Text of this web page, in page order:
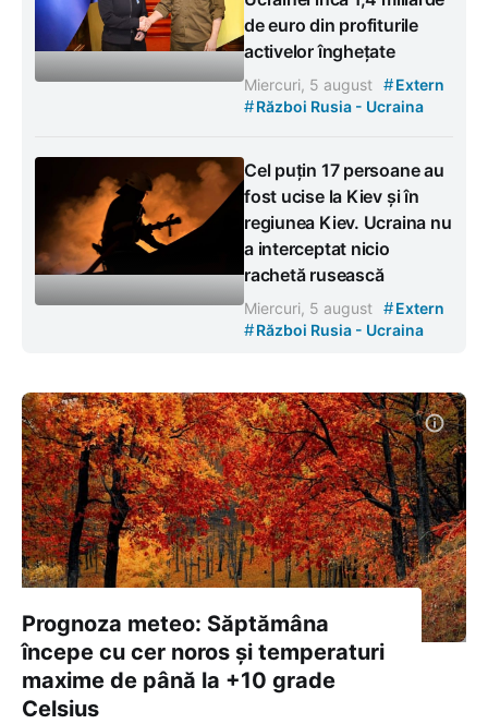
de euro din profiturile
activelor înghețate
Miercuri, 5 august #Extern
#Război Rusia - Ucraina
Cel puțin 17 persoane au
fost ucise la Kiev și în
regiunea Kiev. Ucraina nu
a interceptat nicio
rachetă rusească
Miercuri, 5 august #Extern
#Război Rusia - Ucraina
Prognoza meteo: Săptămâna
începe cu cer noros și temperaturi
maxime de până la +10 grade
Celsius